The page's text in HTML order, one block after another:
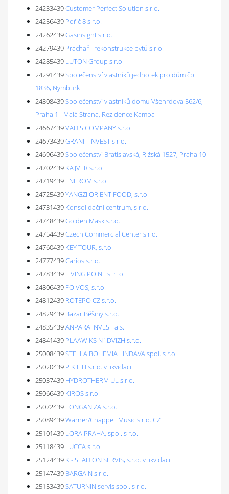
24233439Customer Perfect Solution s.r.o.
24256439 Poříč 8 s.r.o.
24262439Gasinsight s.r.o.
24279439 Prachař - rekonstrukce bytů s.r.o.
24285439 LUTON Group s.r.o.
24291439Společenství vlastníků jednotek pro dům čp.
1836, Nymburk
24308439Společenství vlastníků domu Všehrdova 562/6,
Praha 1 - Malá Strana, Rezidence Kampa
24667439VADIS COMPANY s.r.o.
24673439GRANIT INVEST s.r.o.
24696439Společenství Bratislavská, Rižská 1527, Praha 10
24702439 KAJVER s.r.o.
24719439 ENEROM s.r.o.
24725439YANGZI ORIENT FOOD, s.r.o.
24731439 Konsolidační centrum, s.r.o.
24748439Golden Mask s.r.o.
24754439Czech Commercial Center s.r.o.
24760439 KEY TOUR, s.r.o.
24777439Carios s.r.o.
24783439 LIVING POINT s. r. o.
24806439 FOIVOS, s.r.o.
24812439 ROTEPO CZ s.r.o.
24829439 Bazar Běšiny s.r.o.
24835439ANPARA INVEST a.s.
24841439 PLAAWIKS N`DVIZH s.r.o.
25008439STELLA BOHEMIA LINDAVA spol. s r.o.
25020439 P K L H s.r.o. v likvidaci
25037439 HYDROTHERM UL s.r.o.
25066439 KIROS s.r.o.
25072439 LONGANIZA s.r.o.
25089439Warner/Chappell Music s.r.o. CZ
25101439 LORA PRAHA, spol. s r.o.
25118439 LUCCA s.r.o.
25124439 K - STADION SERVIS, s.r.o. v likvidaci
25147439 BARGAIN s.r.o.
25153439SATURNIN servis spol. s r.o.